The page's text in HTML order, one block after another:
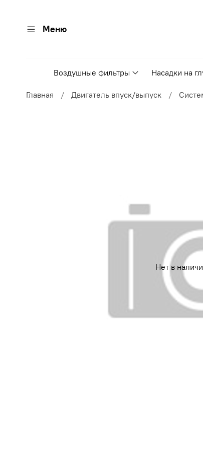
Меню
Воздушные фильтры Насадки на
Главная Двигатель впуск/выпуск
Нет в